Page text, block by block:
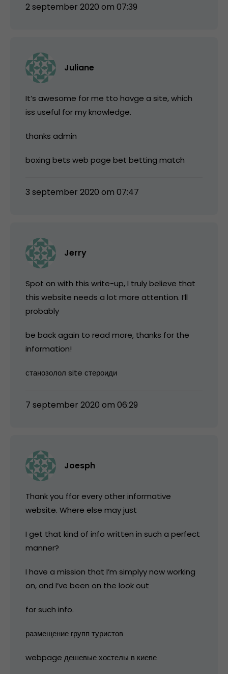
2 september 2020 om 07:39
Juliane
It’s awesome for me tto havge a site, which
iss useful for my knowledge.
thanks admin
boxing bets web page bet betting match
3 september 2020 om 07:47
Jerry
Spot on with this write-up, I truly believe that
this website needs a lot more attention. I’ll
probably
be back again to read more, thanks for the
information!
станозолол site стероиди
7 september 2020 om 06:29
Joesph
Thank you ffor every other informative
website. Where else may just
I get that kind of info written in such a perfect
manner?
I have a mission that I’m simplyy now working
on, and I’ve been on the look out
for such info.
размещение групп туристов
webpage дешевые хостелы в киеве